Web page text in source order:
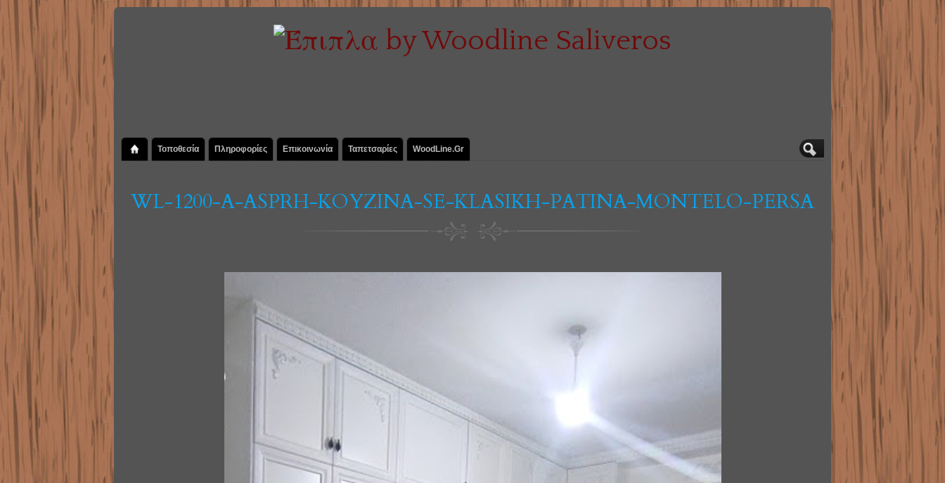
Τοποθεσία Πληροφορίες Επικοινωνία Ταπετσαρίες WoodLine.gr
WL-1200-A-ASPRH-KOYZINA-SE-KLASIKH-PATINA-MONTELO-PERSA